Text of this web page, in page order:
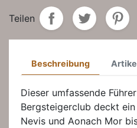
Teilen
Beschreibung
Dieser umfassende
Bergsteigerclub deckt
Nevis und Aonach Mor